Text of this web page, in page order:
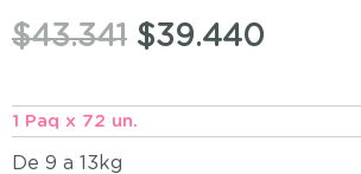
$43.341 $39.440
1 Paq x 72 un.
De 9 a 13kg